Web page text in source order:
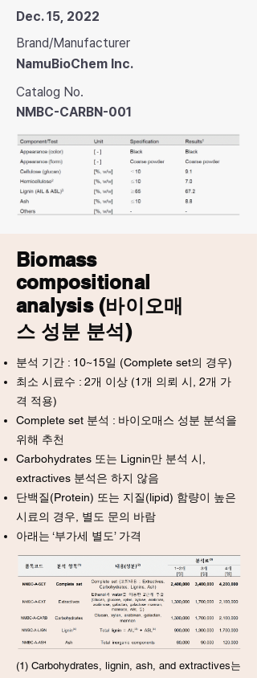
Dec. 15, 2022
Brand/Manufacturer
NamuBioChem lnc.
Catalog No.
NMBC-CARBN-001
Biomass
compositional
analysis (바이오매
스 성분 분석)
분석 기간 : 10~15일 (Complete set의 경우)
최소 시료수 : 2개 이상 (1개 의뢰 시, 2개 가
격 적용)
Complete set 분석 : 바이오매스 성분 분석을
위해 추천
Carbohydrates 또는 Lignin만 분석 시,
extractives 분석은 하지 않음
​단백질(Protein) 또는 지질(lipid) 함량이 높은
시료의 경우, 별도 문의 바람
아래는 ‘부가세 별도’ 가격
(1) Carbohydrates, lignin, ash, and extractives는